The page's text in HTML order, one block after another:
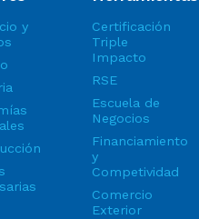
y
Certificación
Triple
Impacto
RSE
Escuela de
Negocios
Financiamiento
y
Competividad
Comercio
Exterior